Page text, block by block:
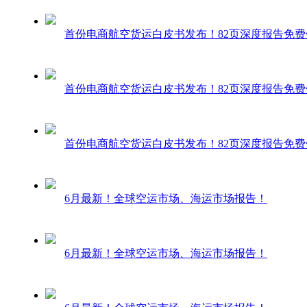
首份电商航空货运白皮书发布！82页深度报告免费
首份电商航空货运白皮书发布！82页深度报告免费
首份电商航空货运白皮书发布！82页深度报告免费
6月最新！全球空运市场、海运市场报告！
6月最新！全球空运市场、海运市场报告！